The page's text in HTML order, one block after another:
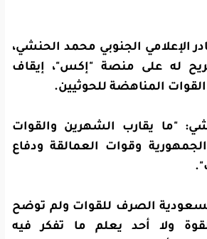
الإعلامي الجنوبي محمد الحنشي،
له على منصة "إكس"، إيقاف
المناهضة للحوثيين.
"ما يقارب الشهرين والقوات
وقوات العمالقة ودفاع
الصرف للقوات ولم توضح
ولا أحد يعلم ما تفكر فيه